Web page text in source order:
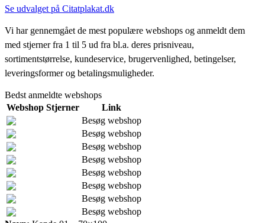
Se udvalget på Citatplakat.dk
Vi har gennemgået de mest populære webshops og anmeldt dem
med stjerner fra 1 til 5 ud fra bl.a. deres prisniveau,
sortimentstørrelse, kundeservice, brugervenlighed, betingelser,
leveringsformer og betalingsmuligheder.
Bedst anmeldte webshops
Webshop Stjerner
Link
Besøg webshop
Besøg webshop
Besøg webshop
Besøg webshop
Besøg webshop
Besøg webshop
Besøg webshop
Besøg webshop